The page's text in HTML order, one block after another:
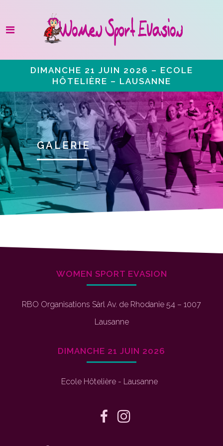
DIMANCHE 21 JUIN 2026 – ECOLE
HÔTELIÈRE – LAUSANNE
GALERIE
WOMEN SPORT EVASION
RBO Organisations Sàrl Av. de Rhodanie 54 – 1007
Lausanne
DIMANCHE 21 JUIN 2026
Ecole Hôtelière - Lausanne